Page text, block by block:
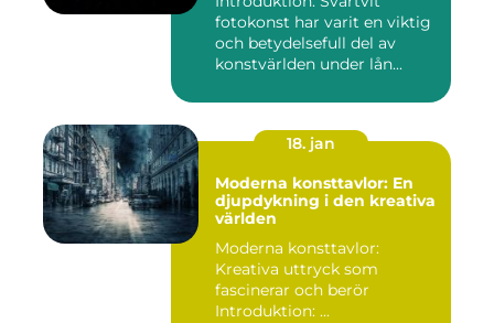
fotokonst har varit en viktig
och betydelsefull del av
konstvärlden under lån...
18. jan
Moderna konsttavlor: En
djupdykning i den kreativa
världen
Moderna konsttavlor:
Kreativa uttryck som
fascinerar och berör
Introduktion: ...